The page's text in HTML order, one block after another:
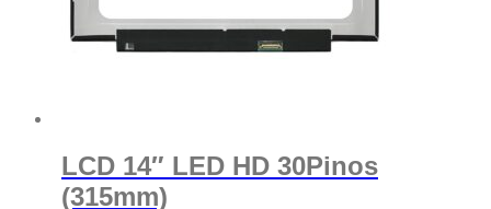
LCD 14″ LED HD 30Pinos
(315mm)